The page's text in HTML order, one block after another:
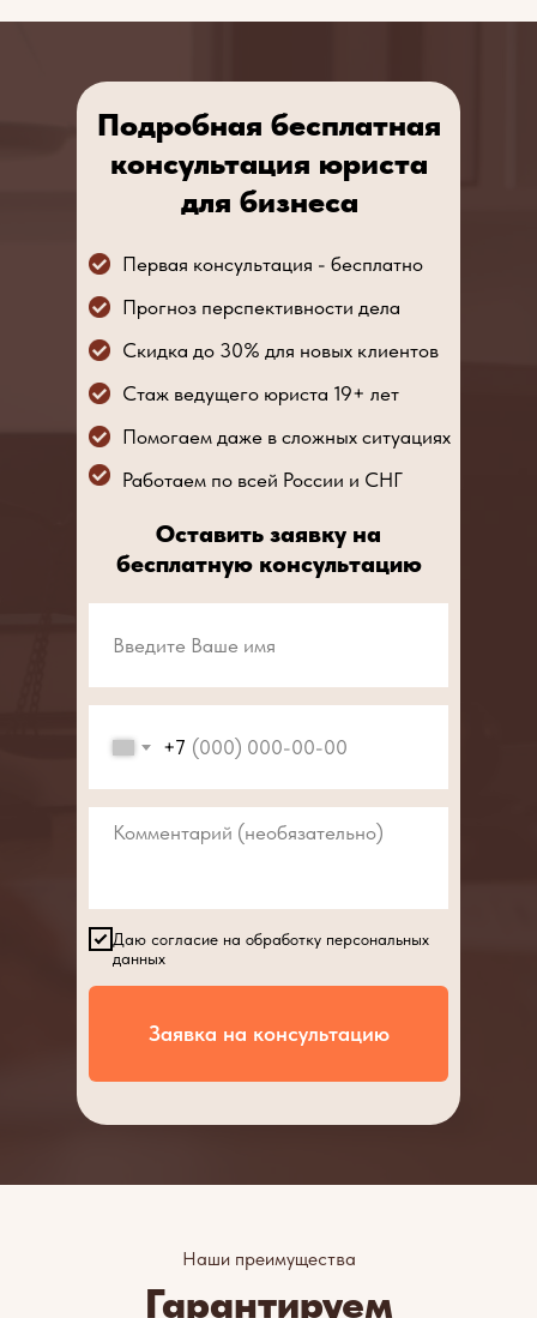
Подробная бесплатная
консультация юриста
для бизнеса
Первая консультация - бесплатно
Прогноз перспективности дела
Скидка до 30% для новых клиентов
Стаж ведущего юриста 19+ лет
+7
Даю согласие на обработку персональных
данных
Заявка на консультацию
Оставить заявку на
бесплатную консультацию
Помогаем даже в сложных ситуациях
Работаем по всей России и СНГ
Гарантируем
Наши преимущества